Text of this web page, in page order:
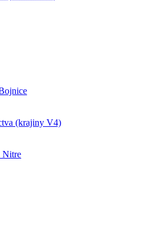
(krajiny V4)
Nitre